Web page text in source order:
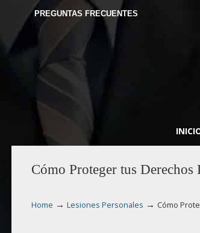
PREGUNTAS FRECUENTES
Cómo Proteger tus
Home → Lesiones Personales → Cómo